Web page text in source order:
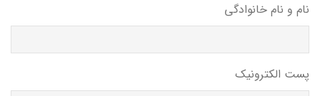
نام و نام خانوادگی
پست الکترونیک